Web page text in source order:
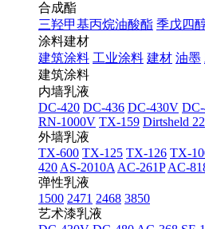
合成酯
三羟甲基丙烷油酸酯 季戊四
涂料建材
建筑涂料 工业涂料 建材 油墨
建筑涂料
内墙乳液
DC-420 DC-436 DC-430V
RN-1000V TX-159 Dirtsheld 22
外墙乳液
TX-600 TX-125 TX-126 TX-
420 AS-2010A AC-261P AC-
弹性乳液
1500 2471 2468 3850
艺术漆乳液